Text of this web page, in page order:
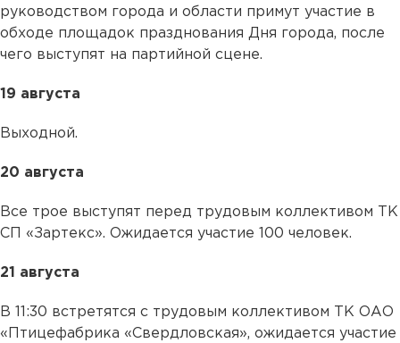
руководством города и области примут участие в
обходе площадок празднования Дня города, после
чего выступят на партийной сцене.
19 августа
Выходной.
20 августа
Все трое выступят перед трудовым коллективом ТК
СП «Зартекс». Ожидается участие 100 человек.
21 августа
В 11:30 встретятся с трудовым коллективом ТК ОАО
«Птицефабрика «Свердловская», ожидается участие